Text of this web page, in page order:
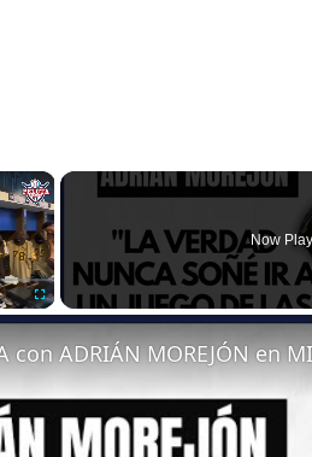
×
Now
con ADRIÁN MOREJÓN en